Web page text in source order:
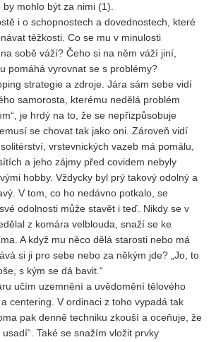
mohlo být za nimi (1).
i o schopnostech a dovednostech, které
těžkosti. Co se mu v minulosti
sobě váží? Čeho si na něm váží jiní,
pomáhá vyrovnat se s problémy?
strategie a zdroje. Jára sám sebe vidí
samorosta, kterému nedělá problém
je hrdý na to, že se nepřizpůsobuje
se chovat tak jako oni. Zároveň vidí
vrstevnických vazeb má pomálu,
a jeho zájmy před covidem nebyly
hobby. Vždycky byl prý takový odolný a
V tom, co ho nedávno potkalo, se
odolnosti může stavět i teď. Nikdy se v
z komára velblouda, snaží se ke
A když mu něco dělá starosti nebo má
si ji pro sebe nebo za někým jde? „Jo, to
s kým se dá bavit.“
učím uzemnění a uvědomění tělového
centering. V ordinaci z toho vypadá tak
pak denně techniku zkouší a oceňuje, že
Také se snažím vložit prvky